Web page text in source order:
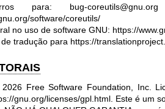
para: bug-
software/coreutils/
no uso de software GNU: https://
tradução para https://
Free Software Foundation, Inc.
gnu.org/licenses/gpl.html Este é um